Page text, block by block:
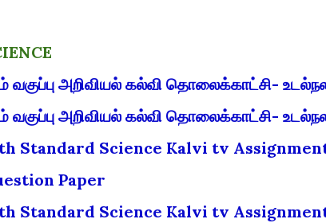
வகுப்பு அறிவியல் கல்வி தொலைக்காட்சி-
வகுப்பு அறிவியல் கல்வி தொலைக்காட்சி-
Standard Science Kalvi tv
Paper
Standard Science Kalvi tv